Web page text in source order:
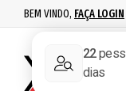
BEM VINDO, FAÇA LOGIN